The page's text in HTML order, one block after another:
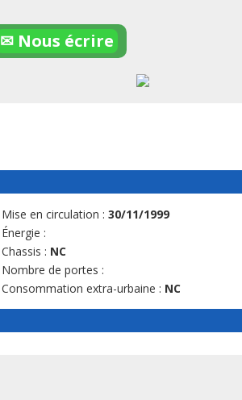
✉ Nous écrire
Mise en circulation : 30/11/1999
Énergie :
Chassis : NC
Nombre de portes :
Consommation extra-urbaine : NC